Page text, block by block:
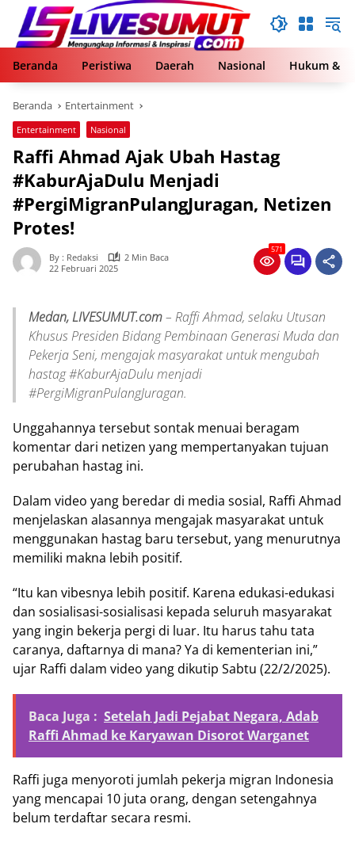
Langsung
konten
Beranda
Peristiwa Daerah Nasional Hukum &
Beranda Entertainment
Entertainment Nasional
Raffi Ahmad Ajak Ubah Hastag
#KaburAjaDulu Menjadi
#PergiMigranPulangJuragan, Netizen
Protes!
By : Redaksi
2 Min Baca
22 Februari 2025
571
Medan, LIVESUMUT.com– Raffi Ahmad, selaku Utusan
Khusus Presiden Bidang Pembinaan Generasi Muda dan
Pekerja Seni, mengajak masyarakat untuk mengubah
hastag #KaburAjaDulu menjadi
#PergiMigranPulangJuragan.
Unggahannya tersebut sontak menuai beragam
komentar dari netizen yang mempertanyakan tujuan
perubahan hastag ini.
Dalam video yang beredar di media sosial, Raffi Ahmad
menjelaskan alasannya mengajak masyarakat untuk
menggunakan hastag baru tersebut, yang menurutnya
memiliki makna lebih positif.
“Itu kan vibesnya lebih positif. Karena edukasi-edukasi
dan sosialisasi-sosialisasi kepada seluruh masyarakat
yang ingin bekerja pergi di luar. Itu harus tahu tata
caranya, daftarnya di mana? Ya di kementerian ini,”
ujar Raffi dalam video yang dikutip Sabtu (22/2/2025).
Baca Juga : Setelah Jadi Pejabat Negara, Adab
Raffi Ahmad ke Karyawan Disorot Warganet
Raffi juga menyoroti jumlah pekerja migran Indonesia
yang mencapai 10 juta orang, dengan setengahnya
belum terdaftar secara resmi.